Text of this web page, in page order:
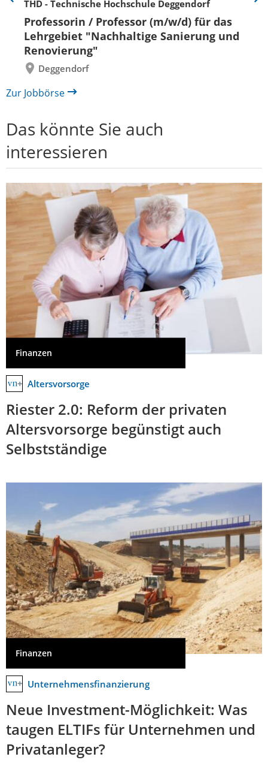
THD - Technische Hochschule Deggendorf
Professorin / Professor (m/w/d) für das
Lehrgebiet "Nachhaltige Sanierung und
Renovierung"
Deggendorf
Eine
zurück
Eine
Zur Jobbörse
Das könnte Sie auch
interessieren
Finanzen
Altersvorsorge
Riester 2.0: Reform der privaten
Altersvorsorge begünstigt auch
Selbstständige
Finanzen
Unternehmensfinanzierung
Neue Investment-Möglichkeit: Was
taugen ELTIFs für Unternehmen und
Privatanleger?